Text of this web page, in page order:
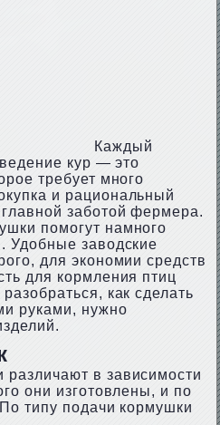
Каждый
кур — это
требует много
и рациональный
заботой фермера.
помогут намного
Удобные заводские
для экономии средств
для кормления птиц
как сделать
руками, нужно
в зависимости
они изготовлены, и по
типу подачи кормушки